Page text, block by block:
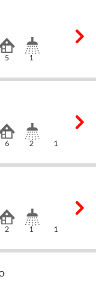
5 1
6 2 1
2 1 1